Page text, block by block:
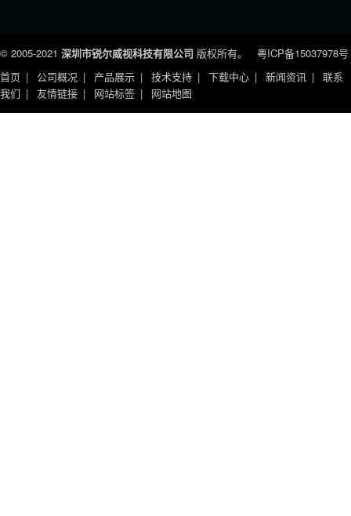
© 2005-2021 深圳市锐尔威视科技有限公司 版权所有。 粤ICP备15037978号
首页
公司概况 产品展示 技术支持 下载中心 新闻资讯
联系
我们
友情链接 网站标签 网站地图